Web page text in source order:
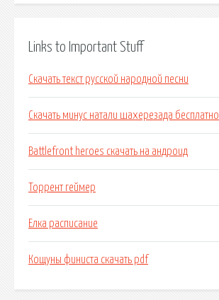
Links to Important Stuff
Скачать текст русской народной песни
Скачать минус натали шахерезада бесплатно
Battlefront heroes скачать на андроид
Торрент геймер
Елка расписание
Кощуны финиста скачать pdf